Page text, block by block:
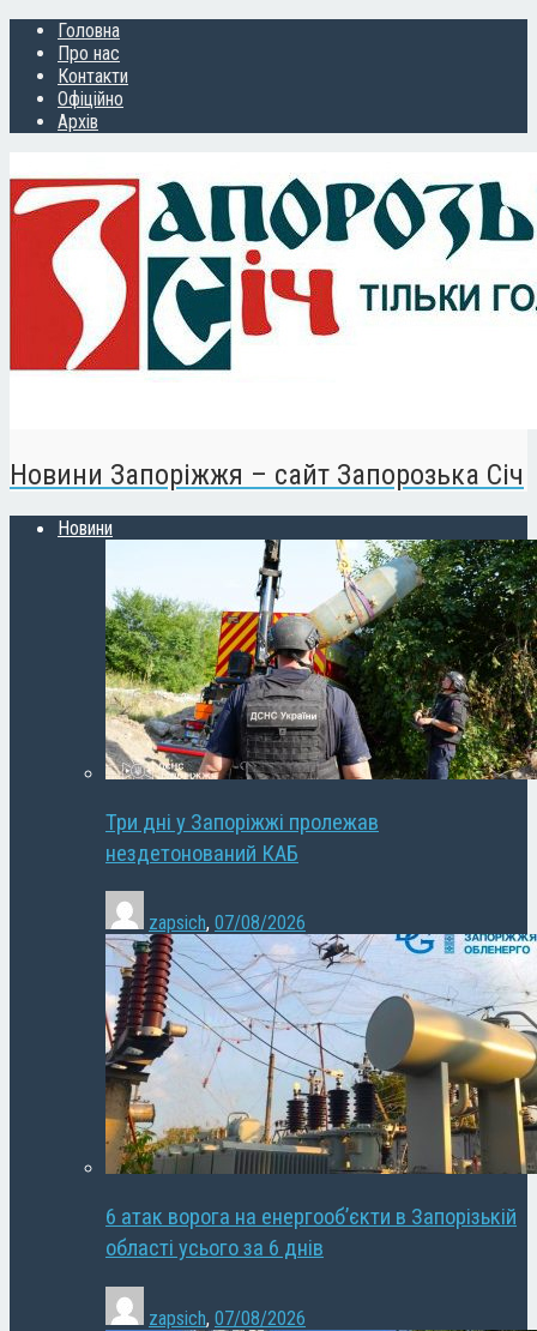
Головна
Про нас
Контакти
Офіційно
Архів
Новини Запоріжжя – сайт Запорозька Січ
Новини
Три дні у Запоріжжі пролежав
нездетонований КАБ
zapsich, 07/08/2026
6 атак ворога на енергооб’єкти в Запорізькій
області усього за 6 днів
zapsich, 07/08/2026